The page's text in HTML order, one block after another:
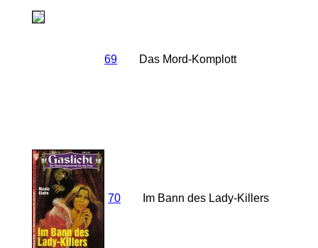
69 Das Mord-Komplott
70 Im Bann des Lady-Killers